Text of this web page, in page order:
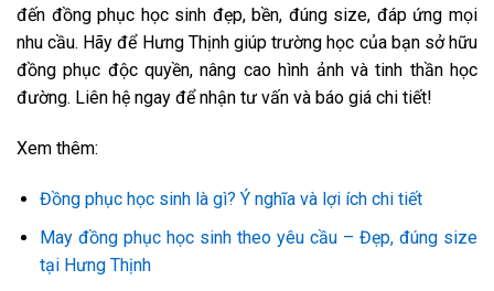
đến đồng phục học sinh đẹp, bền, đúng size, đáp ứng mọi
nhu cầu. Hãy để Hưng Thịnh giúp trường học của bạn sở hữu
đồng phục độc quyền, nâng cao hình ảnh và tinh thần học
đường. Liên hệ ngay để nhận tư vấn và báo giá chi tiết!
Xem thêm:
Đồng phục học sinh là gì? Ý nghĩa và lợi ích chi tiết
May đồng phục học sinh theo yêu cầu – Đẹp, đúng size
tại Hưng Thịnh